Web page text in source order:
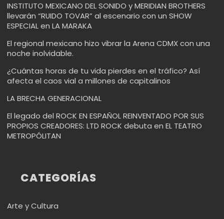
INSTITUTO MEXICANO DEL SONIDO y MERIDIAN BROTHERS
llevarán “RUIDO TOVAR” al escenario con un SHOW
ESPECIAL en LA MARAKA
El regional mexicano hizo vibrar la Arena CDMX con una
noche inolvidable.
¿Cuántas horas de tu vida pierdes en el tráfico? Así
afecta el caos vial a millones de capitalinos
LA BRECHA GENERACIONAL
El legado del ROCK EN ESPAÑOL REINVENTADO POR SUS
PROPIOS CREADORES: LTD ROCK debuta en EL TEATRO
METROPÓLITAN
CATEGORÍAS
Arte y Cultura